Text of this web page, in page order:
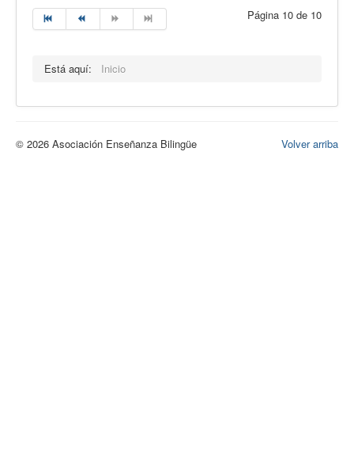
Página 10 de 10
Está aquí: Inicio
Volver arriba
© 2026 Asociación Enseñanza Bilingüe